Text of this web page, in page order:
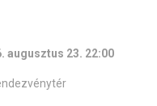
augusztus 23. 22:00